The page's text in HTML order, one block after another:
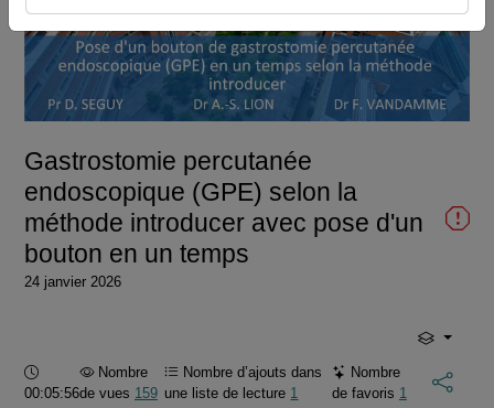
Lire
la
vidéo
Gastrostomie percutanée
endoscopique (GPE) selon la
méthode introducer avec pose d'un
bouton en un temps
24 janvier 2026
Durée :
00:05:56
Nombre
de vues 159
Nombre d’ajouts dans
une liste de lecture 1
Nombre
de favoris 1